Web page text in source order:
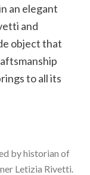
an elegant
and
object that
to all its
by historian of
Letizia Rivetti.